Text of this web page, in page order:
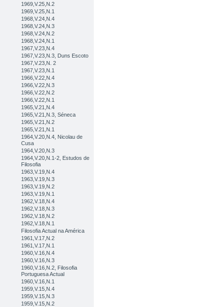
1969,V.25,N.2
1969,V.25,N.1
1968,V.24,N.4
1968,V.24,N.3
1968,V.24,N.2
1968,V.24,N.1
1967,V.23,N.4
1967,V.23,N.3, Duns Escoto
1967,V.23,N. 2
1967,V.23,N.1
1966,V.22,N.4
1966,V.22,N.3
1966,V.22,N.2
1966,V.22,N.1
1965,V.21,N.4
1965,V.21,N.3, Séneca
1965,V.21,N.2
1965,V.21,N.1
1964,V.20,N.4, Nicolau de
Cusa
1964,V.20,N.3
1964,V.20,N.1-2, Estudos de
Filosofia
1963,V.19,N.4
1963,V.19,N.3
1963,V.19,N.2
1963,V.19,N.1
1962,V.18,N.4
1962,V.18,N.3
1962,V.18,N.2
1962,V.18,N.1
Filosofia Actual na América
1961,V.17,N.2
1961,V.17,N.1
1960,V.16,N.4
1960,V.16,N.3
1960,V.16,N.2, Filosofia
Portuguesa Actual
1960,V.16,N.1
1959,V.15,N.4
1959,V.15,N.3
1959,V.15,N.2